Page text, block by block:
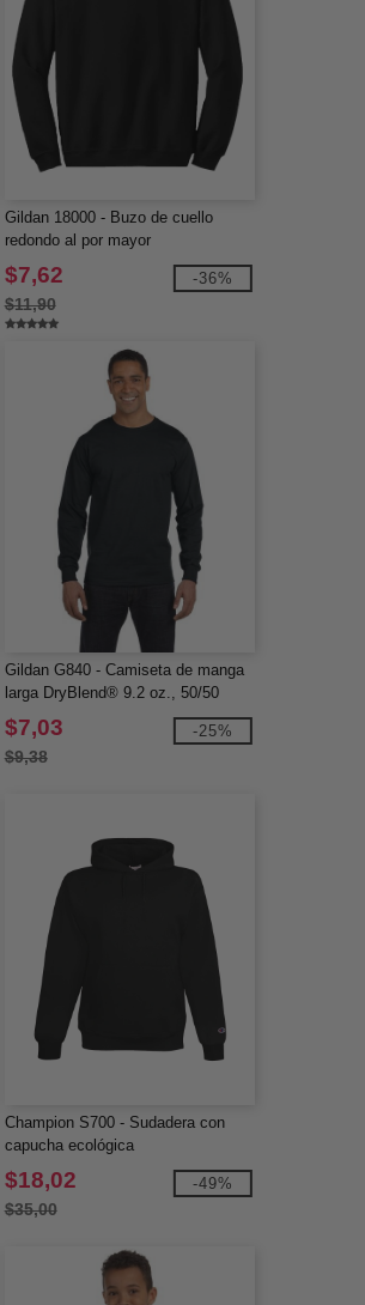
Gildan 18000 - Buzo de cuello
redondo al por mayor
$7,62
$11,90
-36%
Gildan G840 - Camiseta de manga
larga DryBlend® 9.2 oz., 50/50
$7,03
$9,38
-25%
Champion S700 - Sudadera con
capucha ecológica
$18,02
$35,00
-49%